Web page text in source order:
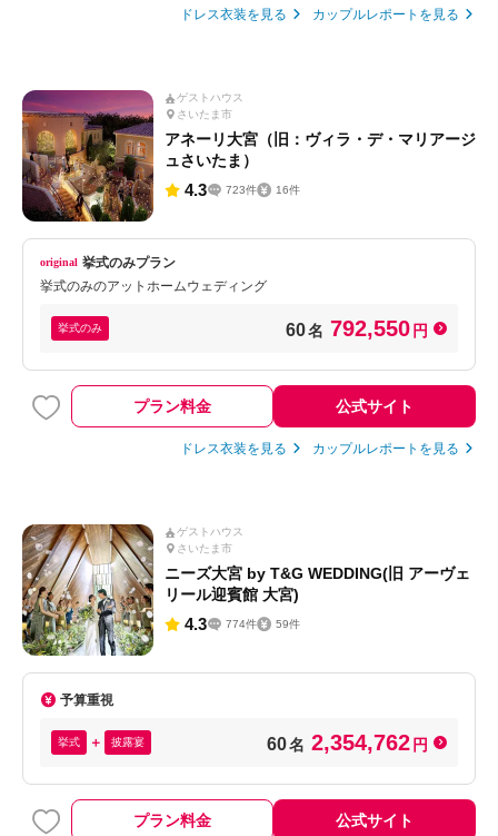
ドレス衣装を見る カップルレポートを見る
ゲストハウス
さいたま市
アネーリ大宮（旧：ヴィラ・デ・マリアージ
ュさいたま）
4.3 723件 16件
挙式のみプラン
挙式のみのアットホームウェディング
挙式のみ 60名 792,550 円
プラン料金 公式サイト
ドレス衣装を見る カップルレポートを見る
ゲストハウス
さいたま市
ニーズ大宮 by T&G WEDDING(旧 アーヴェ
リール迎賓館 大宮)
4.3 774件 59件
予算重視
挙式 披露宴 60名 2,354,762 円
プラン料金 公式サイト